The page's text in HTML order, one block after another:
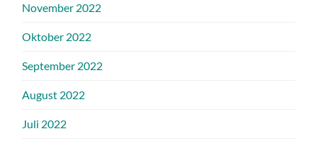
November 2022
Oktober 2022
September 2022
August 2022
Juli 2022